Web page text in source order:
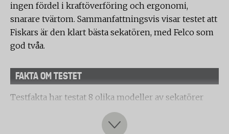
ingen fördel i kraftöverföring och ergonomi,
snarare tvärtom. Sammanfattningsvis visar testet att
Fiskars är den klart bästa sekatören, med Felco som
god tvåa.
FAKTA OM TESTET
Testfakta har testat 8 olika modeller av sekatörer
med sidoskär med en klippkapacitet på mellan 20
och 26 mm. Följande märken ingår i testet: